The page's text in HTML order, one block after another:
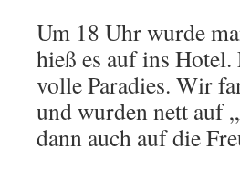
Um 18 Uhr wurde
hieß es auf ins
volle Paradies. Wir
und wurden nett auf
dann auch auf die